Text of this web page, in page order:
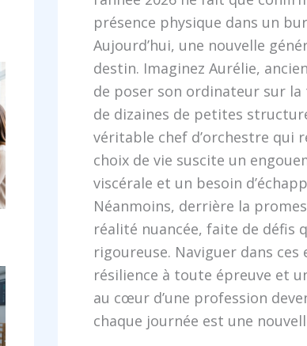
présence physique dans un
Aujourd’hui, une nouvelle
destin. Imaginez Aurélie,
de poser son ordinateur sur
de dizaines de petites
véritable chef d’orchestre qui
choix de vie suscite un
viscérale et un besoin
Néanmoins, derrière la
réalité nuancée, faite de défis
rigoureuse. Naviguer dans
résilience à toute épreuve et
au cœur d’une profession
chaque journée est une